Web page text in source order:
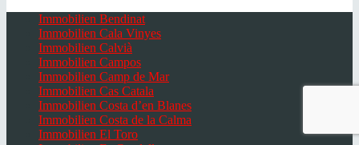
Immobilien Bendinat
Immobilien Cala Vinyes
Immobilien Calvià
Immobilien Campos
Immobilien Camp de Mar
Immobilien Cas Catala
Immobilien Costa d’en Blanes
Immobilien Costa de la Calma
Immobilien El Toro